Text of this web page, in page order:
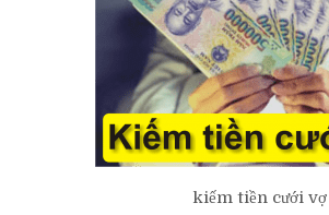
kiếm tiền cưới vợ